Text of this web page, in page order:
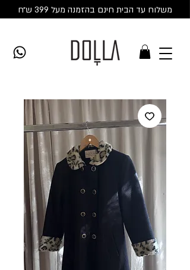
משלוח עד הבית חינם בהזמנה מעל 399 ש״ח